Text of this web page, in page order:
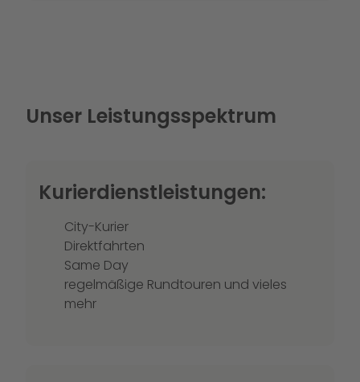
Unser Leistungsspektrum
Kurierdienstleistungen:
City-Kurier
Direktfahrten
Same Day
regelmäßige Rundtouren und vieles
mehr